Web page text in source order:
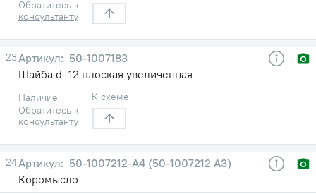
Обратитесь к
консультанту
23
50-1007183
Шайба d=12 плоская увеличенная
Наличие
Обратитесь к
консультанту
К схеме
24
50-1007212-А4 (50-1007212 А3)
Коромысло